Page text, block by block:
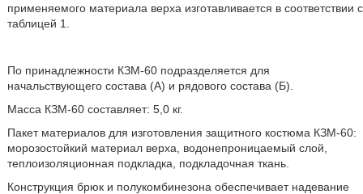
применяемого материала верха изготавливается в соответствии с
таблицей 1.
По принадлежности КЗМ-60 подразделяется для
начальствующего состава (А) и рядового состава (Б).
Масса КЗМ-60 составляет: 5,0 кг.
Пакет материалов для изготовления защитного костюма КЗМ-60:
морозостойкий материал верха, водонепроницаемый слой,
теплоизоляционная подкладка, подкладочная ткань.
Конструкция брюк и полукомбинезона обеспечивает надевание